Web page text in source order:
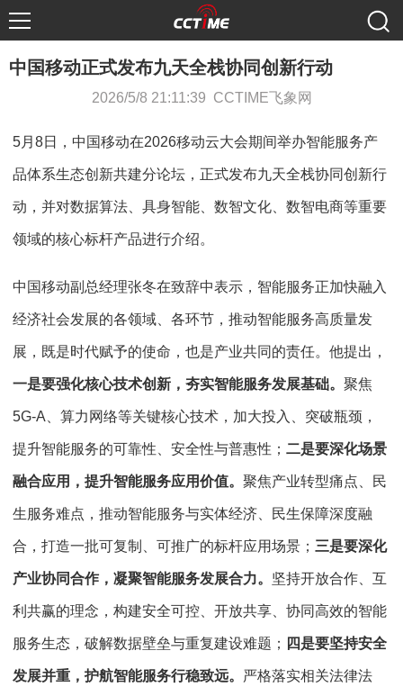
中国移动正式发布九天全栈协同创新行动
2026/5/8 21:11:39 CCTIME飞象网
5月8日，中国移动在2026移动云大会期间举办智能服务产
品体系生态创新共建分论坛，正式发布九天全栈协同创新行
动，并对数据算法、具身智能、数智文化、数智电商等重要
领域的核心标杆产品进行介绍。
中国移动副总经理张冬在致辞中表示，智能服务正加快融入
经济社会发展的各领域、各环节，推动智能服务高质量发
展，既是时代赋予的使命，也是产业共同的责任。他提出，
一是要强化核心技术创新，夯实智能服务发展基础。 聚焦
5G-A、算力网络等关键核心技术，加大投入、突破瓶颈，
提升智能服务的可靠性、安全性与普惠性； 二是要深化场景
融合应用，提升智能服务应用价值。 聚焦产业转型痛点、民
生服务难点，推动智能服务与实体经济、民生保障深度融
合，打造一批可复制、可推广的标杆应用场景； 三是要深化
产业协同合作，凝聚智能服务发展合力。 坚持开放合作、互
利共赢的理念，构建安全可控、开放共享、协同高效的智能
服务生态，破解数据壁垒与重复建设难题； 四是要坚持安全
发展并重，护航智能服务行稳致远。 严格落实相关法律法